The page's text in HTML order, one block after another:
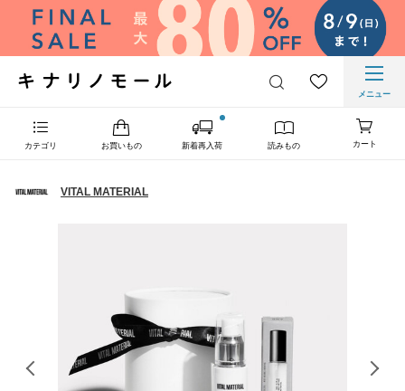
メニュー
カテゴリ お買いもの 新着再入荷 読みもの カート
VITAL MATERIAL